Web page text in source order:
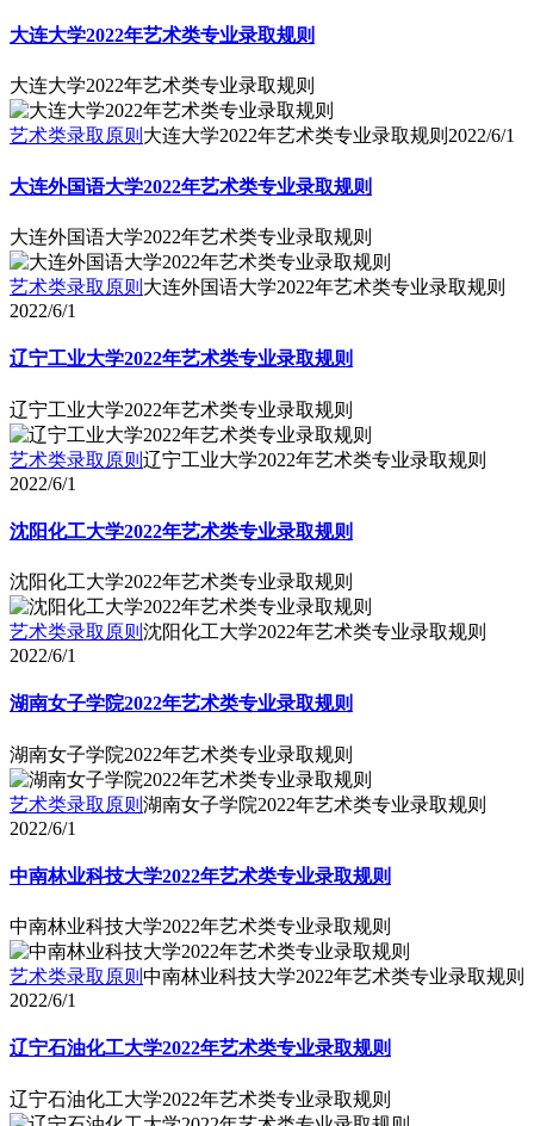
大连大学2022年艺术类专业录取规则
大连大学2022年艺术类专业录取规则
艺术类录取原则 大连大学2022年艺术类专业录取规则 2022/6/1
大连外国语大学2022年艺术类专业录取规则
大连外国语大学2022年艺术类专业录取规则
艺术类录取原则 大连外国语大学2022年艺术类专业录取规则
2022/6/1
辽宁工业大学2022年艺术类专业录取规则
辽宁工业大学2022年艺术类专业录取规则
艺术类录取原则 辽宁工业大学2022年艺术类专业录取规则
2022/6/1
沈阳化工大学2022年艺术类专业录取规则
沈阳化工大学2022年艺术类专业录取规则
艺术类录取原则 沈阳化工大学2022年艺术类专业录取规则
2022/6/1
湖南女子学院2022年艺术类专业录取规则
湖南女子学院2022年艺术类专业录取规则
艺术类录取原则 湖南女子学院2022年艺术类专业录取规则
2022/6/1
中南林业科技大学2022年艺术类专业录取规则
中南林业科技大学2022年艺术类专业录取规则
艺术类录取原则 中南林业科技大学2022年艺术类专业录取规则
2022/6/1
辽宁石油化工大学2022年艺术类专业录取规则
辽宁石油化工大学2022年艺术类专业录取规则